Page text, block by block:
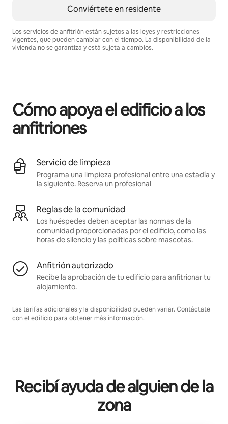
Conviértete en residente
Los servicios de anfitrión están sujetos a las leyes y restricciones
vigentes, que pueden cambiar con el tiempo. La disponibilidad de la
vivienda no se garantiza y está sujeta a cambios.
Cómo apoya el edificio a los
anfitriones
Servicio de limpieza
Programa una limpieza profesional entre una estadía y
la siguiente. Reserva un profesional
Reglas de la comunidad
Los huéspedes deben aceptar las normas de la
comunidad proporcionadas por el edificio, como las
horas de silencio y las políticas sobre mascotas.
Anfitrión autorizado
Recibe la aprobación de tu edificio para anfitrionar tu
alojamiento.
Las tarifas adicionales y la disponibilidad pueden variar. Contáctate
con el edificio para obtener más información.
Recibí ayuda de alguien de la
zona